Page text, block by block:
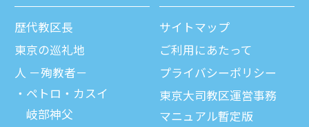
歴代教区⻑
東京の巡礼地
⼈ －殉教者－
ペトロ・カスイ
岐部神父
サイトマップ
ご利⽤にあたって
プライバシーポリシー
東京大司教区運営事務
マニュアル暫定版